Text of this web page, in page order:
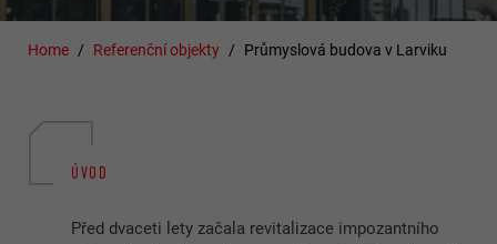
Home Referenční objekty Průmyslová budova v Larviku
ÚVOD
Před dvaceti lety začala revitalizace impozantního